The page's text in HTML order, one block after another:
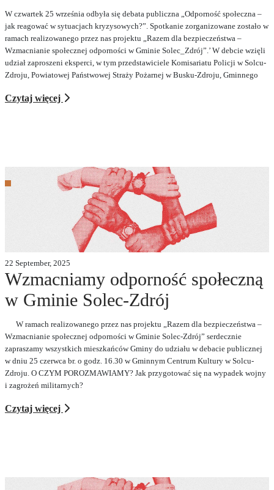
W czwartek 25 września odbyła się debata publiczna „Odporność społeczna –
jak reagować w sytuacjach kryzysowych?”. Spotkanie zorganizowane zostało w
ramach realizowanego przez nas projektu „Razem dla bezpieczeństwa –
Wzmacnianie społecznej odporności w Gminie Solec_Zdrój”.’ W debcie wzięli
udział zaproszeni eksperci, w tym przedstawiciele Komisariatu Policji w Solcu-
Zdroju, Powiatowej Państwowej Straży Pożarnej w Busku-Zdroju, Gminnego
Czytaj więcej
22 September, 2025
Wzmacniamy odporność społeczną
w Gminie Solec-Zdrój
W ramach realizowanego przez nas projektu „Razem dla bezpieczeństwa –
Wzmacnianie społecznej odporności w Gminie Solec-Zdrój” serdecznie
zapraszamy wszystkich mieszkańców Gminy do udziału w debacie publicznej
w dniu 25 czerwca br. o godz. 16.30 w Gminnym Centrum Kultury w Solcu-
Zdroju. O CZYM POROZMAWIAMY? Jak przygotować się na wypadek wojny
i zagrożeń militarnych?
Czytaj więcej